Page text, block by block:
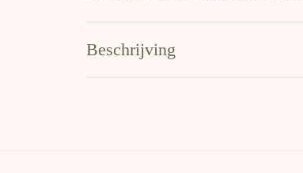
Beschrijving